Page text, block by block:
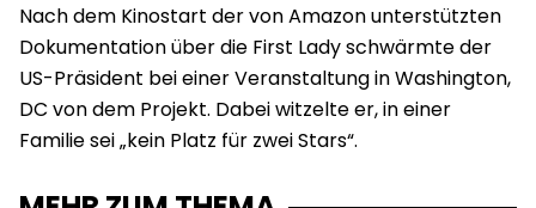
Nach dem Kinostart der von Amazon unterstützten
Dokumentation über die First Lady schwärmte der
US-Präsident bei einer Veranstaltung in Washington,
DC von dem Projekt. Dabei witzelte er, in einer
Familie sei „kein Platz für zwei Stars“.